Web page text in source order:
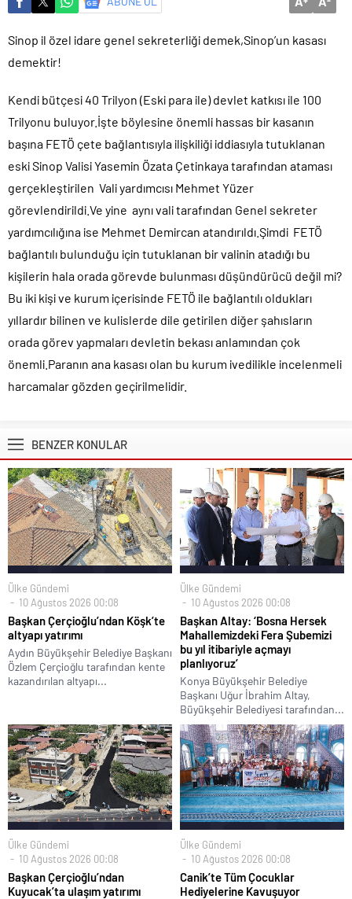
Sinop il özel idare genel sekreterliği demek,Sinop’un kasası
demektir!
Kendi bütçesi 40 Trilyon (Eski para ile) devlet katkısı ile 100
Trilyonu buluyor.İşte böylesine önemli hassas bir kasanın
başına FETÖ çete bağlantısıyla ilişkiliği iddiasıyla tutuklanan
eski Sinop Valisi Yasemin Özata Çetinkaya tarafından ataması
gerçekleştirilen Vali yardımcısı Mehmet Yüzer
görevlendirildi.Ve yine aynı vali tarafından Genel sekreter
yardımcılığına ise Mehmet Demircan atandırıldı.Şimdi FETÖ
bağlantılı bulunduğu için tutuklanan bir valinin atadığı bu
kişilerin hala orada görevde bulunması düşündürücü değil mi?
Bu iki kişi ve kurum içerisinde FETÖ ile bağlantılı oldukları
yıllardır bilinen ve kulislerde dile getirilen diğer şahısların
orada görev yapmaları devletin bekası anlamından çok
önemli.Paranın ana kasası olan bu kurum ivedilikle incelenmeli
harcamalar gözden geçirilmelidir.
BENZER KONULAR
Ülke Gündemi
10 Ağustos 2026 00:08
Başkan Çerçioğlu’ndan Köşk’te
altyapı yatırımı
Aydın Büyükşehir Belediye Başkanı
Özlem Çerçioğlu tarafından kente
kazandırılan altyapı...
Ülke Gündemi
10 Ağustos 2026 00:08
Başkan Altay: ‘Bosna Hersek
Mahallemizdeki Fera Şubemizi
bu yıl itibariyle açmayı
planlıyoruz’
Konya Büyükşehir Belediye
Başkanı Uğur İbrahim Altay,
Büyükşehir Belediyesi tarafından...
Ülke Gündemi
10 Ağustos 2026 00:08
Başkan Çerçioğlu’ndan
Kuyucak’ta ulaşım yatırımı
Ülke Gündemi
10 Ağustos 2026 00:08
Canik’te Tüm Çocuklar
Hediyelerine Kavuşuyor